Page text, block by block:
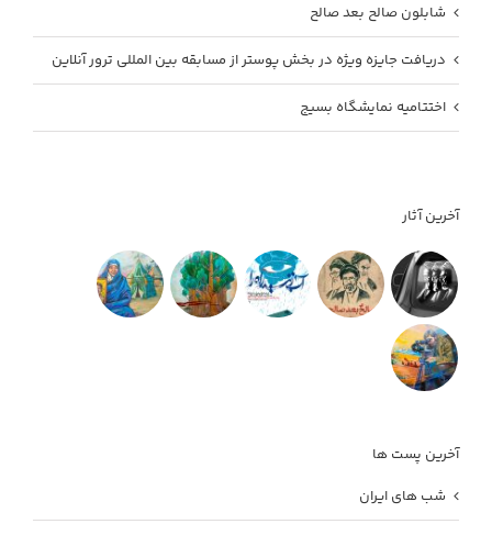
آخرین آثار
آخرین پست ها
شب های ایران
شابلون صالح بعد صالح
دریافت جایزه ویژه در بخش پوستر از مسابقه بین المللی ترور آنلاین
اختتامیه نمایشگاه بسیج